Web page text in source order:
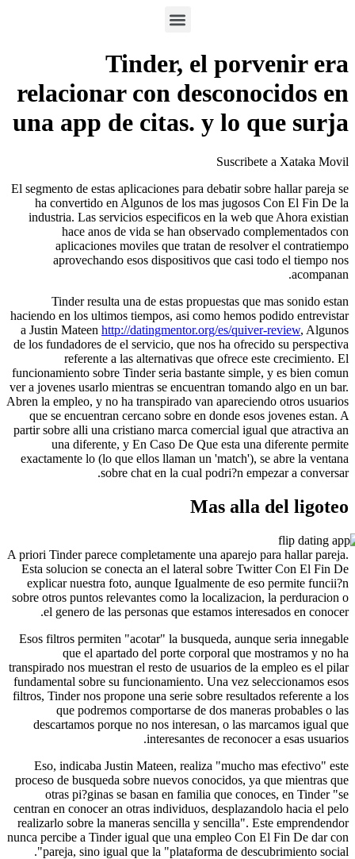
Tinder, el
relacionar con
una app de citas. y lo
El segmento de estas aplicaciones para debatir
ha convertido en Algunos de los mas
industria. Las servicios especificos en la web
hace anos de vida se han observado
aplicaciones moviles que tratan de
aprovechando esos dispositivos que
Tinder resulta una de estas propuestas
haciendo en los ultimos tiempos, asi como
a Justin Mateenhttp://datingmentor.org/es/
de los fundadores de el servicio, que nos ha
referente a las alternativas que ofrece
funcionamiento sobre Tinder seria bastante
ver a jovenes usarlo mientras se encuentran
Abren la empleo, y no ha transpirado van
que se encuentran cercano sobre en donde
partir sobre alli una cristiano marca comercial
una diferente, y En Caso De Que esta
exactamente lo (lo que ellos llaman un 'match'),
sobre chat en la cual podri?n
Mas
A priori Tinder parece completamente una aparejo
Esta solucion se conecta an el lateral sobre
explicar nuestra foto, aunque Igualmente de
sobre otros puntos relevantes como la
el genero de las personas que estamos
Esos filtros permiten "acotar" la busqueda,
que el apartado del porte corporal que
transpirado nos muestran el resto de usuarios de
fundamental sobre su funcionamiento. Una vez
filtros, Tinder nos propone una serie sobre
que podremos comportarse de dos
descartamos porque no nos interesan, o las
interesantes de
Eso, indicaba Justin Mateen, realiza "mucho
proceso de busqueda sobre nuevos conocidos,
otras pi?ginas se basan en familia que
centran en conocer an otras individuos,
realizarlo sobre la maneras sencilla y sencilla".
nunca percibe a Tinder igual que una empleo
pareja, sino igual que la "plataforma de